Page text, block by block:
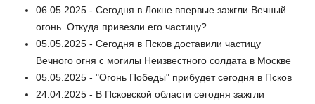
06.05.2025 - Сегодня в Локне впервые зажгли Вечный
огонь. Откуда привезли его частицу?
05.05.2025 - Сегодня в Псков доставили частицу
Вечного огня с могилы Неизвестного солдата в Москве
05.05.2025 - "Огонь Победы" прибудет сегодня в Псков
24.04.2025 - В Псковской области сегодня зажгли